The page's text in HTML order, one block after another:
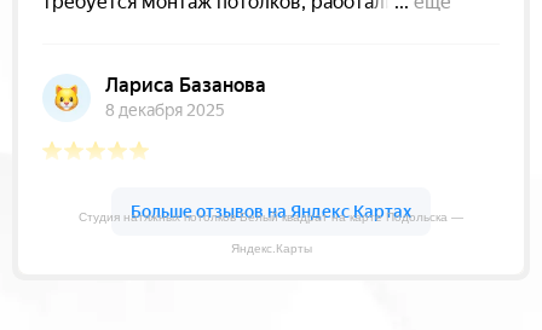
Студия натяжных потолков Белый квадрат на карте Подольска —
Яндекс.Карты